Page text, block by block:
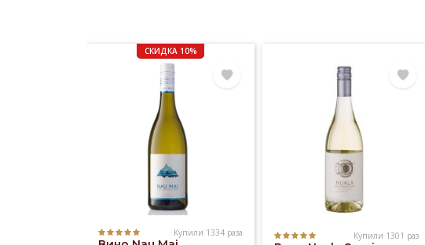
СКИДКА 10%
Купили 1334 раза Купили 1301 раз